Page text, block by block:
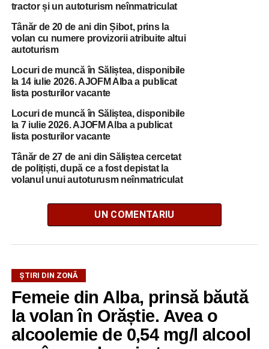
tractor și un autoturism neînmatriculat
Tânăr de 20 de ani din Șibot, prins la
volan cu numere provizorii atribuite altui
autoturism
Locuri de muncă în Săliștea, disponibile
la 14 iulie 2026. AJOFM Alba a publicat
lista posturilor vacante
Locuri de muncă în Săliștea, disponibile
la 7 iulie 2026. AJOFM Alba a publicat
lista posturilor vacante
Tânăr de 27 de ani din Săliștea cercetat
de polițiști, după ce a fost depistat la
volanul unui autoturusm neînmatriculat
UN COMENTARIU
ŞTIRI DIN ZONĂ
Femeie din Alba, prinsă băută
la volan în Orăștie. Avea o
alcoolemie de 0,54 mg/l alcool